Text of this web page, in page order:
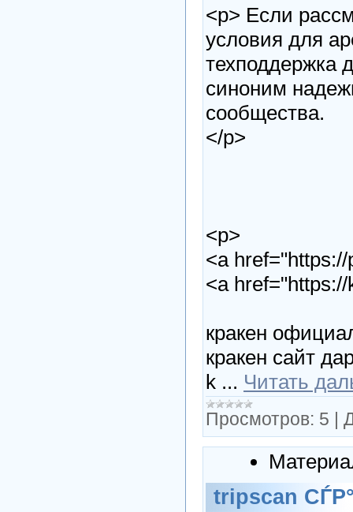
<p> Если
условия для
техподдержка
синоним
сообщества.
</p>
<p>
<a
<a
кракен
кракен сайт
k ... Читать
Просмотров: 5 |
tripscan